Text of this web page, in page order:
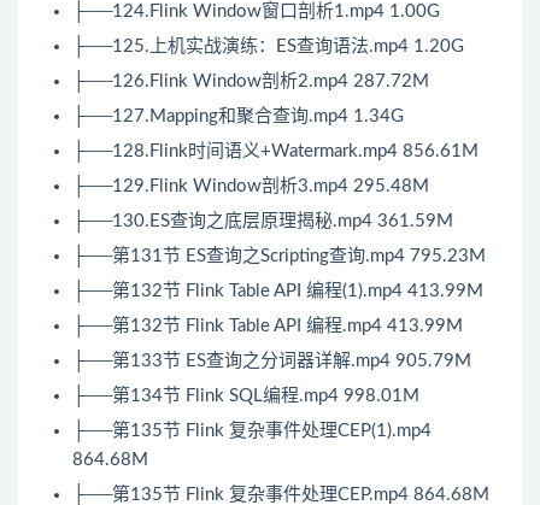
├──124.Flink Window窗口剖析1.mp4 1.00G
├──125.上机实战演练：ES查询语法.mp4 1.20G
├──126.Flink Window剖析2.mp4 287.72M
├──127.Mapping和聚合查询.mp4 1.34G
├──128.Flink时间语义+Watermark.mp4 856.61M
├──129.Flink Window剖析3.mp4 295.48M
├──130.ES查询之底层原理揭秘.mp4 361.59M
├──第131节 ES查询之Scripting查询.mp4 795.23M
├──第132节 Flink Table API 编程(1).mp4 413.99M
├──第132节 Flink Table API 编程.mp4 413.99M
├──第133节 ES查询之分词器详解.mp4 905.79M
├──第134节 Flink SQL编程.mp4 998.01M
├──第135节 Flink 复杂事件处理CEP(1).mp4
864.68M
├──第135节 Flink 复杂事件处理CEP.mp4 864.68M